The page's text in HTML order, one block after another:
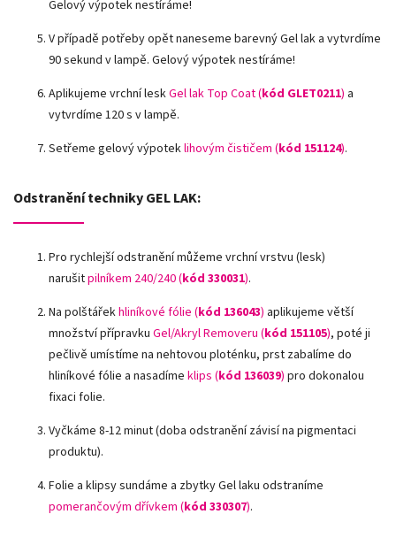
Gelový výpotek nestíráme!
V případě potřeby opět naneseme barevný Gel lak a vytvrdíme
90 sekund v lampě. Gelový výpotek nestíráme!
Aplikujeme vrchní leskGel lak Top Coat (kód GLET0211) a
vytvrdíme 120 s v lampě.
Setřeme gelový výpoteklihovým čističem (kód 151124).
Odstranění techniky GEL LAK:
Pro rychlejší odstranění můžeme vrchní vrstvu (lesk)
narušitpilníkem 240/240 (kód 330031).
Na polštářekhliníkové fólie (kód 136043) aplikujeme větší
množství přípravku Gel/Akryl Removeru (kód 151105), poté ji
pečlivě umístíme na nehtovou ploténku, prst zabalíme do
hliníkové fólie a nasadíme klips (kód 136039) pro dokonalou
fixaci folie.
Vyčkáme 8-12 minut (doba odstranění závisí na pigmentaci
produktu).
Folie a klipsy sundáme a zbytky Gel laku odstraníme
pomerančovým dřívkem (kód 330307).